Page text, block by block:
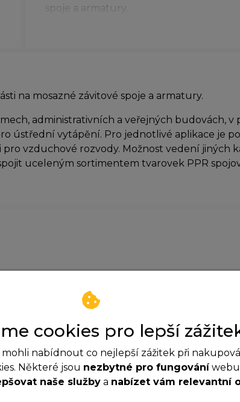
spoje a armatury.
na mosazné závitové spoje a armatury.
administrativních a veřejných budovách,
ústřední vytápění. Pro jednotlivé aplikace je
vzduchové rozvody. Možnost vedení jiných
uceleným sortimentem tvarovek PPR
cookies pro lepší
nabídnout co nejlepší zážitek při
Některé jsou nezbytné pro fungování
naše služby a nabízet vám relevantní